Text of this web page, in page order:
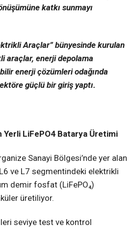
katkı sunmayı
Araçlar” bünyesinde kurulan
araçlar, enerji depolama
enerji çözümleri odağında
güçlü bir giriş yaptı.
LiFePO4 Batarya Üretimi
Sanayi Bölgesi’nde yer alan
ve L7 segmentindeki elektrikli
demir fosfat (LiFePO₄)
üretiliyor.
seviye test ve kontrol